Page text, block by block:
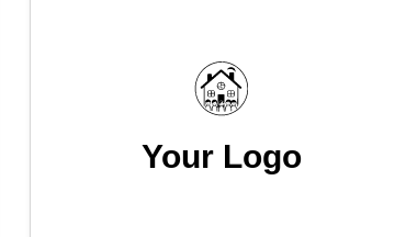
Your Logo